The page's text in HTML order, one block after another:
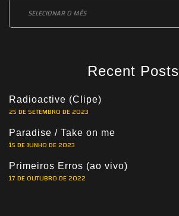
Recent Posts
Radioactive (Clipe)
25 DE SETEMBRO DE 2023
Paradise / Take on me
15 DE JUNHO DE 2023
Primeiros Erros (ao vivo)
17 DE OUTUBRO DE 2022